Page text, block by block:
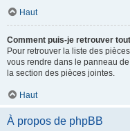
Haut
Comment puis-je retrouver
Pour retrouver la liste des
vous rendre dans le panneau
la section des pièces jointes.
Haut
À propos de phpBB